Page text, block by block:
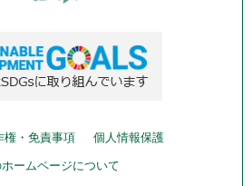
権・免責事項 個人情報保護
ホームページについて